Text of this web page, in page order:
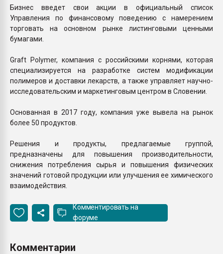
Бизнес введет свои акции в официальный список
Управления по финансовому поведению с намерением
торговать на основном рынке листинговыми ценными
бумагами.
Graft Polymer, компания с российскими корнями, которая
специализируется на разработке систем модификации
полимеров и доставки лекарств, а также управляет научно-
исследовательским и маркетинговым центром в Словении.
Основанная в 2017 году, компания уже вывела на рынок
более 50 продуктов.
Решения и продукты, предлагаемые группой,
предназначены для повышения производительности,
снижения потребления сырья и повышения физических
значений готовой продукции или улучшения ее химического
взаимодействия.
Комментировать на
форуме
Комментарии